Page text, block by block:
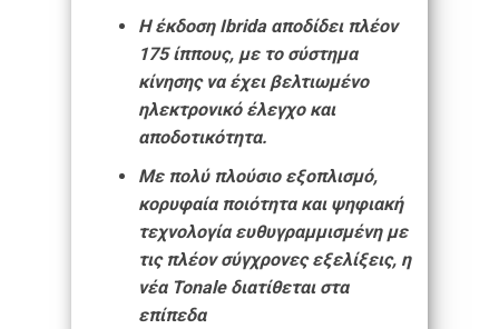
Η έκδοση Ibrida αποδίδει πλέον
175 ίππους, με το σύστημα
κίνησης να έχει βελτιωμένο
ηλεκτρονικό έλεγχο και
αποδοτικότητα.
Με πολύ πλούσιο εξοπλισμό,
κορυφαία ποιότητα και ψηφιακή
τεχνολογία ευθυγραμμισμένη με
τις πλέον σύγχρονες εξελίξεις, η
νέα Tonale διατίθεται στα
επίπεδα